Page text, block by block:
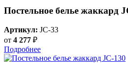
Постельное белье жаккард
Артикул: JC-33
от 4 277 ₽
Подробнее